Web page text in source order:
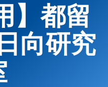
】都留
向研究